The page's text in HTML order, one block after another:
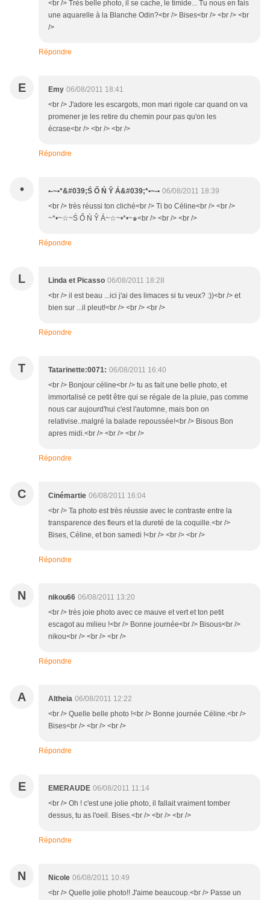
<br /> Très belle photo, il se cache, le timide... Tu nous en fais
une aquarelle à la Blanche Odin?<br /> Bises<br /> <br /> <br
/>
Répondre
E Emy 06/08/2011 18:41
<br /> J'adore les escargots, mon mari rigole car quand on va
promener je les retire du chemin pour pas qu'on les
écrase<br /> <br /> <br />
Répondre
• •-~•*&#039;Ś Ő Ń Ŷ Á&#039;*•~-• 06/08/2011 18:39
<br /> très réussi ton cliché<br /> Ti bo Céline<br /> <br />
~*•~☆~Ś Ő Ń Ŷ Á~☆~•*•~๑<br /> <br /> <br />
Répondre
L Linda et Picasso 06/08/2011 18:28
<br /> il est beau ...ici j'ai des limaces si tu veux? :))<br /> et
bien sur ...il pleut!<br /> <br /> <br />
Répondre
T Tatarinette:0071: 06/08/2011 16:40
<br /> Bonjour céline<br /> tu as fait une belle photo, et
immortalisé ce petit être qui se régale de la pluie, pas comme
nous car aujourd'hui c'est l'automne, mais bon on
relativise..malgré la balade repoussée!<br /> Bisous Bon
apres midi.<br /> <br /> <br />
Répondre
C Cinémartie 06/08/2011 16:04
<br /> Ta photo est très réussie avec le contraste entre la
transparence des fleurs et la dureté de la coquille.<br />
Bises, Céline, et bon samedi !<br /> <br /> <br />
Répondre
N nikou66 06/08/2011 13:20
<br /> très joie photo avec ce mauve et vert et ton petit
escagot au milieu !<br /> Bonne journée<br /> Bisous<br />
nikou<br /> <br /> <br />
Répondre
A Altheia 06/08/2011 12:22
<br /> Quelle belle photo !<br /> Bonne journée Céline.<br />
Bises<br /> <br /> <br />
Répondre
E EMERAUDE 06/08/2011 11:14
<br /> Oh ! c'est une jolie photo, il fallait vraiment tomber
dessus, tu as l'oeil. Bises.<br /> <br /> <br />
Répondre
N Nicole 06/08/2011 10:49
<br /> Quelle jolie photo!! J'aime beaucoup.<br /> Passe un